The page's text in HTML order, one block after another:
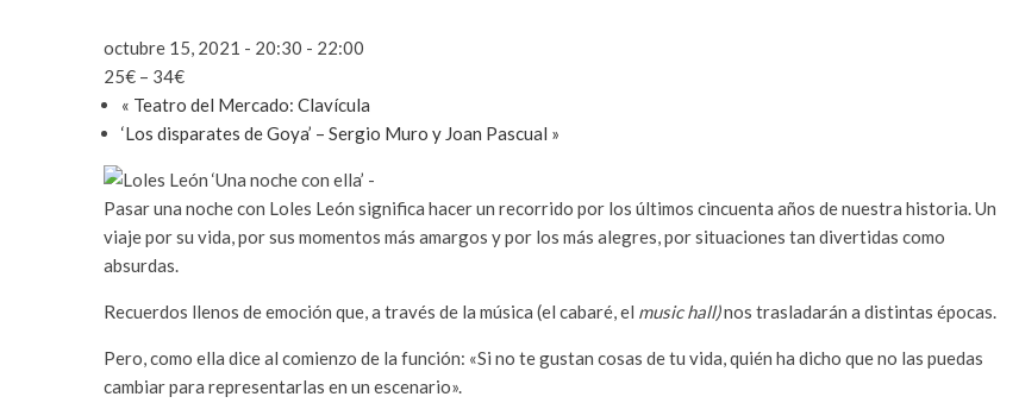
octubre 15, 2021 - 20:30 - 22:00
25€ – 34€
« Teatro del Mercado: Clavícula
‘Los disparates de Goya’ – Sergio Muro y Joan Pascual »
Pasar una noche con Loles León significa hacer un recorrido por los últimos cincuenta años de nuestra historia. Un
viaje por su vida, por sus momentos más amargos y por los más alegres, por situaciones tan divertidas como
absurdas.
Recuerdos llenos de emoción que, a través de la música (el cabaré, el music hall)nos trasladarán a distintas épocas.
Pero, como ella dice al comienzo de la función: «Si no te gustan cosas de tu vida, quién ha dicho que no las puedas
cambiar para representarlas en un escenario».